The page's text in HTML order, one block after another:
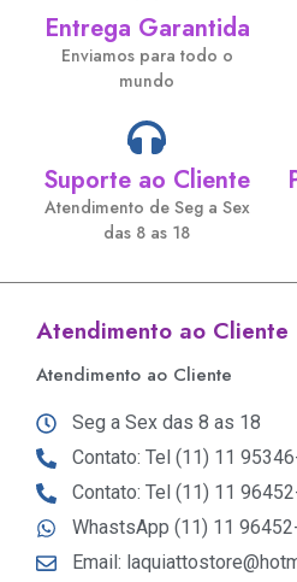
Entrega Garantida
Enviamos para todo o
mundo
Suporte ao Cliente
Atendimento de Seg a Sex
das 8 as 18
Atendimento ao Cliente
Atendimento ao Cliente
Seg a Sex das 8 as 18
Contato: Tel (11) 11
Contato: Tel (11) 11
WhastsApp (11) 11
Email: